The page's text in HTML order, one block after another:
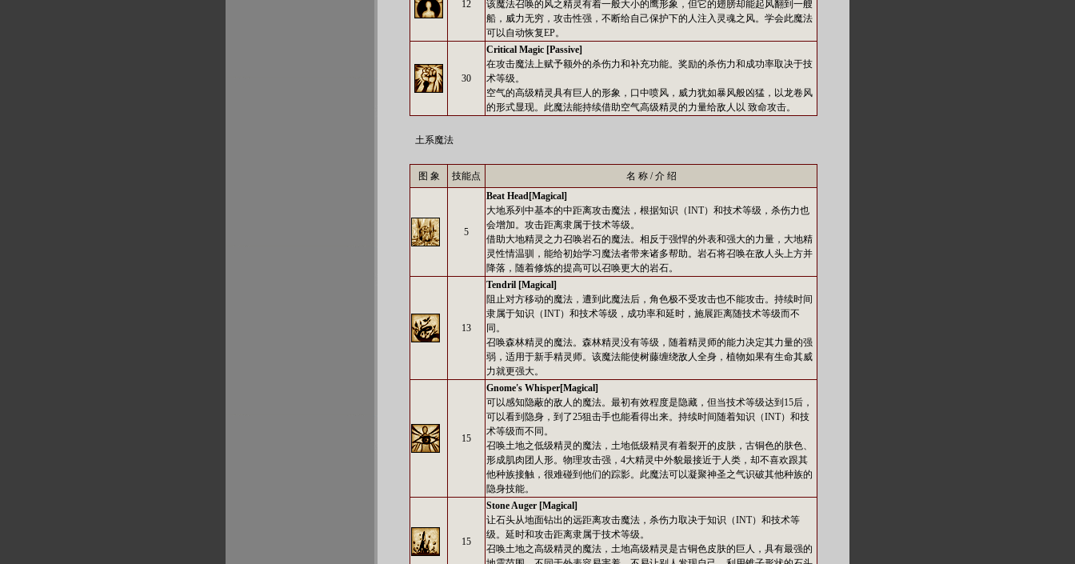
12
该魔法召唤的风之精灵有着一般大小的鹰形象，但它的翅膀却能起风翻到一艘
船，威力无穷，攻击性强，不断给自己保护下的人注入灵魂之风。学会此魔法
可以自动恢复EP。
30
Critical Magic [Passive]
在攻击魔法上赋予额外的杀伤力和补充功能。奖励的杀伤力和成功率取决于技
术等级。
空气的高级精灵具有巨人的形象，口中喷风，威力犹如暴风般凶猛，以龙卷风
的形式显现。此魔法能持续借助空气高级精灵的力量给敌人以 致命攻击。
土系魔法
图 象 技能点 名 称 / 介 绍
5
Beat Head[Magical]
大地系列中基本的中距离攻击魔法，根据知识（INT）和技术等级，杀伤力也
会增加。攻击距离隶属于技术等级。
借助大地精灵之力召唤岩石的魔法。相反于强悍的外表和强大的力量，大地精
灵性情温驯，能给初始学习魔法者带来诸多帮助。岩石将召唤在敌人头上方并
降落，随着修炼的提高可以召唤更大的岩石。
13
Tendril [Magical]
阻止对方移动的魔法，遭到此魔法后，角色极不受攻击也不能攻击。持续时间
隶属于知识（INT）和技术等级，成功率和延时，施展距离随技术等级而不
同。
召唤森林精灵的魔法。森林精灵没有等级，随着精灵师的能力决定其力量的强
弱，适用于新手精灵师。该魔法能使树藤缠绕敌人全身，植物如果有生命其威
力就更强大。
15
Gnome's Whisper[Magical]
可以感知隐蔽的敌人的魔法。最初有效程度是隐藏，但当技术等级达到15后，
可以看到隐身，到了25狙击手也能看得出来。持续时间随着知识（INT）和技
术等级而不同。
召唤土地之低级精灵的魔法，土地低级精灵有着裂开的皮肤，古铜色的肤色、
形成肌肉团人形。物理攻击强，4大精灵中外貌最接近于人类，却不喜欢跟其
他种族接触，很难碰到他们的踪影。此魔法可以凝聚神圣之气识破其他种族的
隐身技能。
15
Stone Auger [Magical]
让石头从地面钻出的远距离攻击魔法，杀伤力取决于知识（INT）和技术等
级。延时和攻击距离隶属于技术等级。
召唤土地之高级精灵的魔法，土地高级精灵是古铜色皮肤的巨人，具有最强的